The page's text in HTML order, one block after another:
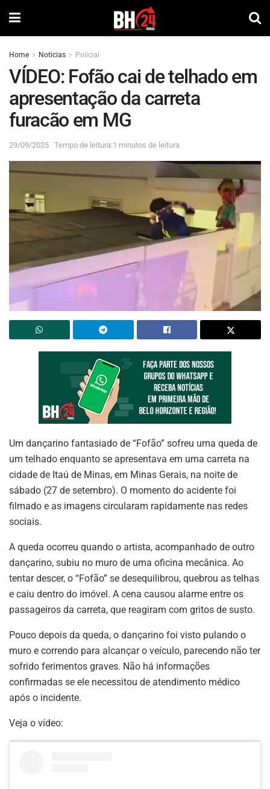
Home Noticias Policial
VÍDEO: Fofão cai de telhado em
apresentação da carreta
furacão em MG
29/09/2025 Tempo de leitura:1 minutos de leitura
Um dançarino fantasiado de “Fofão” sofreu uma queda de
um telhado enquanto se apresentava em uma carreta na
cidade de Itaú de Minas, em Minas Gerais, na noite de
sábado (27 de setembro). O momento do acidente foi
filmado e as imagens circularam rapidamente nas redes
sociais.
A queda ocorreu quando o artista, acompanhado de outro
dançarino, subiu no muro de uma oficina mecânica. Ao
tentar descer, o “Fofão” se desequilibrou, quebrou as telhas
e caiu dentro do imóvel. A cena causou alarme entre os
passageiros da carreta, que reagiram com gritos de susto.
Pouco depois da queda, o dançarino foi visto pulando o
muro e correndo para alcançar o veículo, parecendo não ter
sofrido ferimentos graves. Não há informações
confirmadas se ele necessitou de atendimento médico
após o incidente.
Veja o vídeo: